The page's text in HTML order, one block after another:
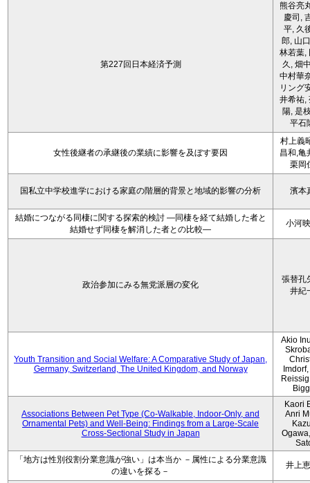
第227回日本経済予測
熊谷亮
慶司,
平, 久
郎, 山
林若葉,
久, 畑
中村華
リング
井希祐,
陽, 是
平石
女性後継者の承継後の業績に影響を及ぼす要因
村上義
昌和,亀
栗岡
国私立中学校進学における家庭の階層的背景と地域的影響の分析 濱本
結婚につながる同棲に関する探索的検討 ―同棲を経て結婚した者と
結婚せず同棲を解消した者との比較―
小河
政治参加にみる無党派層の変化
張替孔
井紀
Youth Transition and Social Welfare: A Comparative Study of Japan,
Germany, Switzerland, The United Kingdom, and Norway
Akio
Associations Between Pet Type (Co-Walkable, Indoor-Only, and
Ornamental Pets) and Well-Being: Findings from a Large-Scale
Cross-Sectional Study in Japan
Kaori
Anri
「地方は性別役割分業意識が強い」は本当か －属性による分業意識
の違いを探る－
井上